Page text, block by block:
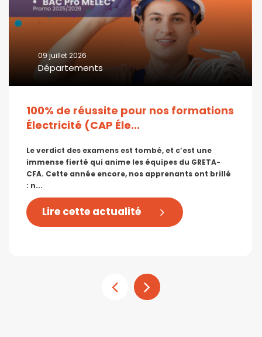
09 juillet 2026
Départements
100% de réussite pour nos formations
Électricité (CAP Éle...
Le verdict des examens est tombé, et c’est une
immense fierté qui anime les équipes du GRETA-
CFA. Cette année encore, nos apprenants ont brillé
: n...
Lire cette actualité